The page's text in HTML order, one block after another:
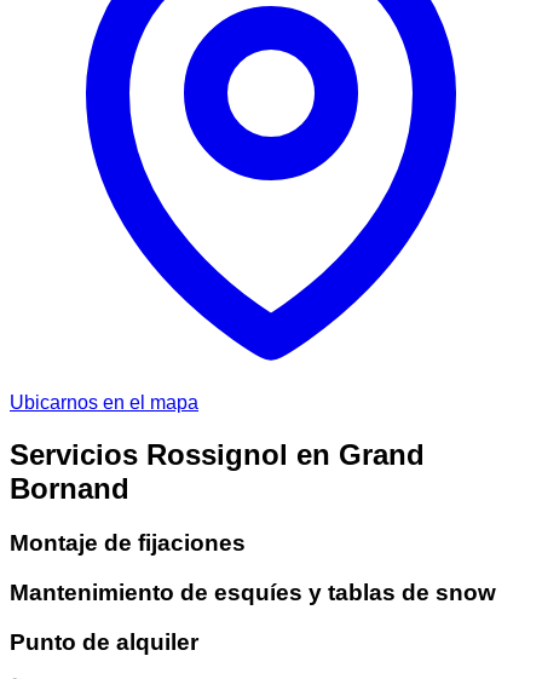
Ubicarnos en el mapa
Servicios Rossignol en Grand
Bornand
Montaje de fijaciones
Mantenimiento de esquíes y tablas de snow
Punto de alquiler